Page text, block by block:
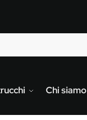
Chi siamo